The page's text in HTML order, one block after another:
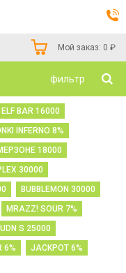
Мой заказ: 0 ₽
фильтр
ELF BAR 16000
INFERNO 8%
18000
30000
BUBBLEMON 30000
MRAZZ! SOUR 7%
UDN S 25000
6%
JACKPOT 6%